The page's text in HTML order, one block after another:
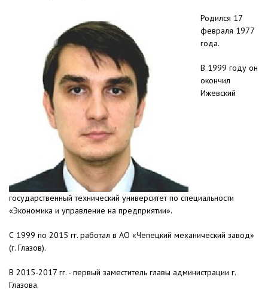
Родился 17
февраля 1977
года.
В 1999 году он
окончил
Ижевский
государственный технический университет по специальности
«Экономика и управление на предприятии».
С 1999 по 2015 гг. работал в АО «Чепецкий механический завод»
(г. Глазов).
В 2015-2017 гг. - первый заместитель главы администрации г.
Глазова.